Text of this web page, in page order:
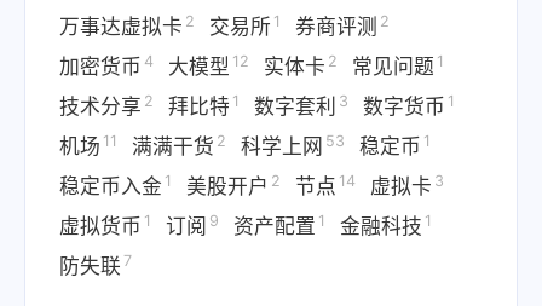
万事达虚拟卡 2 交易所 1 券商评测 2
加密货币 4 大模型 12 实体卡 2 常见问题 1
技术分享 2 拜比特 1 数字套利 3 数字货币 1
机场 11 满满干货 2 科学上网 53 稳定币 1
稳定币入金 1 美股开户 2 节点 14 虚拟卡 3
虚拟货币 1 订阅 9 资产配置 1 金融科技 1
防失联 7